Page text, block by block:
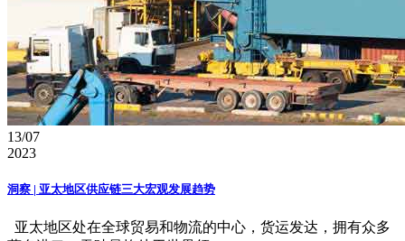
13/07
2023
洞察 | 亚太地区供应链三大宏观发展趋势
亚太地区处在全球贸易和物流的中心，货运发达，拥有众多